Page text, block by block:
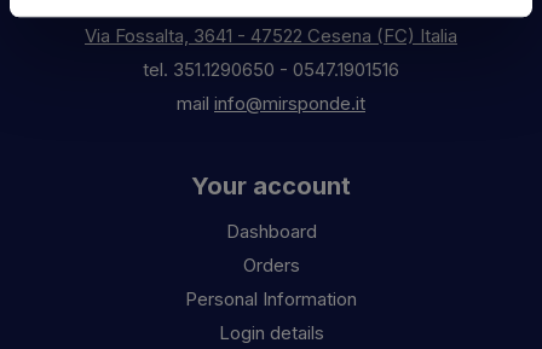
Via Fossalta, 3641 - 47522 Cesena (FC) Italia
tel. 351.1290650 - 0547.1901516
mail info@mirsponde.it
Your account
Dashboard
Orders
Personal Information
Login details